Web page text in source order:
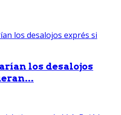
los desalojos